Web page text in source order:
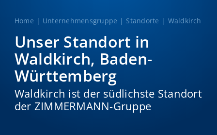
Leistungen
Nachhaltigkeit
Karriere
Kontakt
Home Unternehmensgruppe Standorte Waldkirch
Unser Standort in
Waldkirch, Baden-
Württemberg
Waldkirch ist der südlichste Standort
der ZIMMERMANN-Gruppe